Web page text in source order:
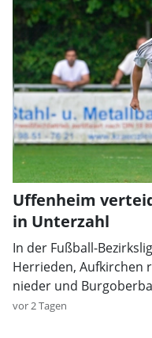
Uffenheim
in Unterzahl
In der Fußball-
Herrieden, Aufkirchen
nieder und
vor 2 Tagen